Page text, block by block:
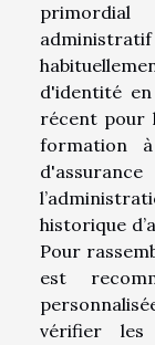
d'identité
récent pour
formation
historique
Pour
est
vérifier les